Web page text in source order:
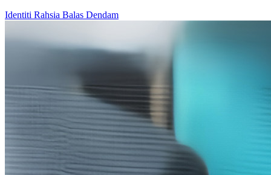
Identiti Rahsia Balas Dendam